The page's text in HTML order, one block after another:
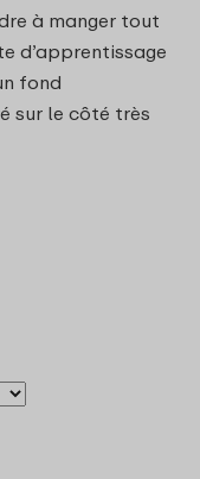
à manger tout
d’apprentissage
fond
sur le côté très